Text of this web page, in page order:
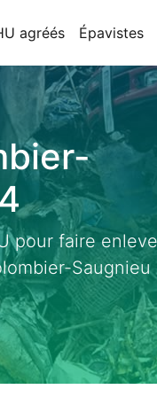
agréés Épavistes
pour faire
Saugnieu